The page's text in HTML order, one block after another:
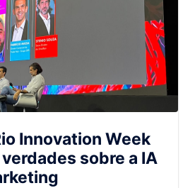
Innovation Week
sobre a IA